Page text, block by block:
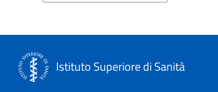
Istituto Superiore di Sanità